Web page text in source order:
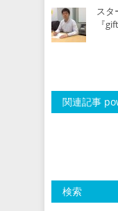
ス
『
関連記事
検索